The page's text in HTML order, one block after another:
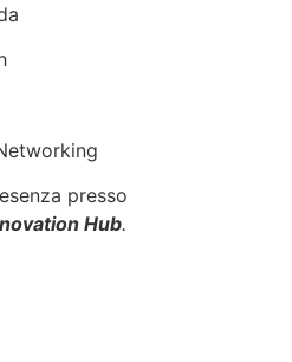
presso
Hub.